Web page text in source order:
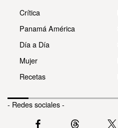
Crítica
Panamá América
Día a Día
Mujer
Recetas
- Redes sociales -